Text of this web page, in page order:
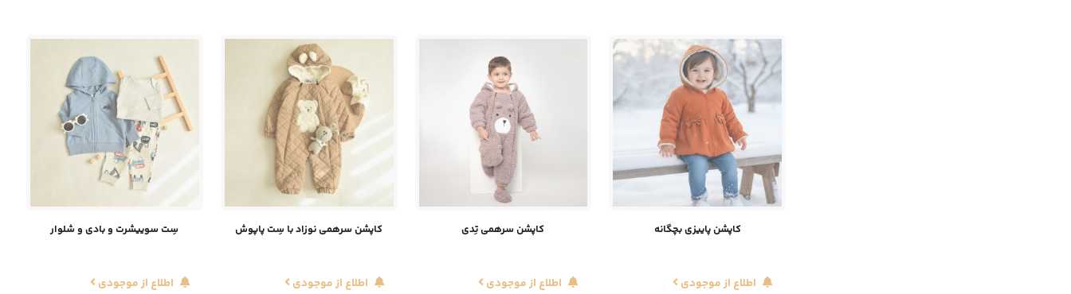
کاپشن پاییزی بچگانه
اطلاع از موجودی
کاپشن سرهمی تِدی
اطلاع از موجودی
کاپشن سرهمی نوزاد با سِت پاپوش
اطلاع از موجودی
سِت سوییشرت و بادی و شلوار
اطلاع از موجودی